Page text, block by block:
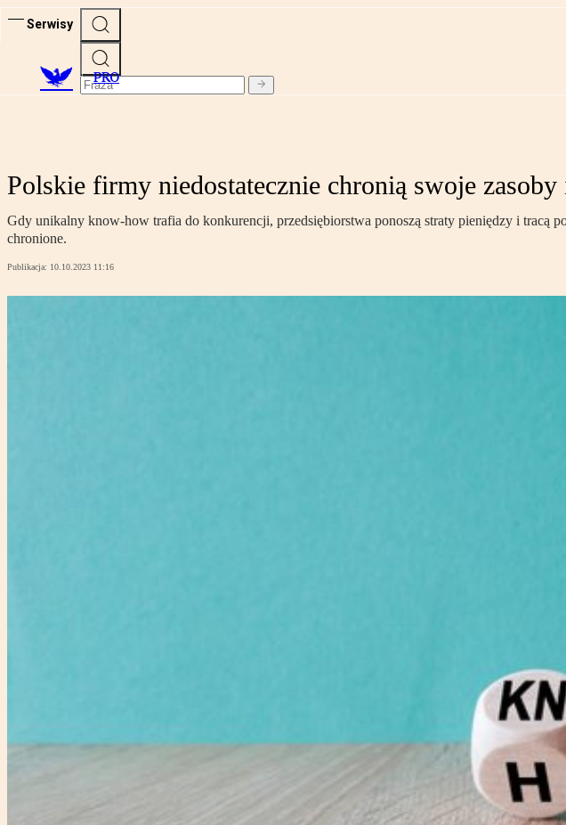
Serwisy
PRO
Polskie firmy niedostatecznie chronią swoje zasoby
Gdy unikalny know-how trafia do konkurencji, przedsiębiorstwa ponoszą straty pieniędzy i tracą
chronione.
Publikacja: 10.10.2023 11:16